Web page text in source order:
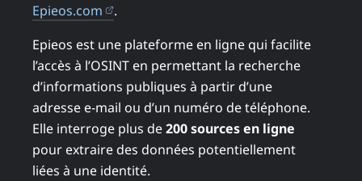
Epieos.com
(ouvre dans un nouvel onglet)
.
Epieos est une plateforme en ligne qui facilite
l’accès à l’OSINT en permettant la recherche
d’informations publiques à partir d’une
adresse e-mail ou d’un numéro de téléphone.
Elle interroge plus de200 sources en ligne
pour extraire des données potentiellement
liées à une identité.